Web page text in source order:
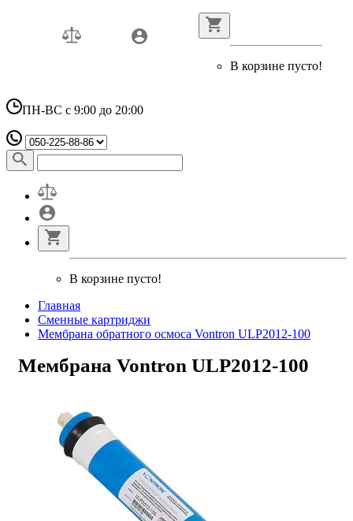
В корзине пусто!
ПН-ВС с 9:00 до 20:00
В корзине пусто!
Главная
Сменные картриджи
Мембрана обратного осмоса Vontron ULP2012-100
Мембрана Vontron ULP2012-100